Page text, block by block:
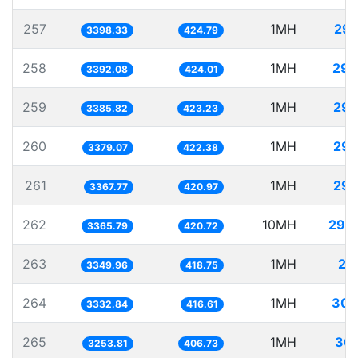
257 3398.33 424.79 1MH
258 3392.08 424.01 1MH
259 3385.82 423.23 1MH
260 3379.07 422.38 1MH
261 3367.77 420.97 1MH
262 3365.79 420.72 10MH
263 3349.96 418.75 1MH
264 3332.84 416.61 1MH
265 3253.81 406.73 1MH